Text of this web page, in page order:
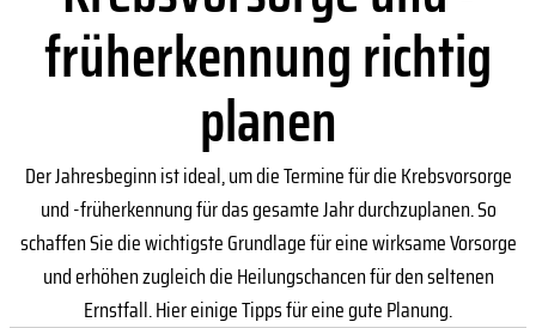
früherkennung richtig
planen
Der Jahresbeginn ist ideal, um die Termine für die Krebsvorsorge
und -früherkennung für das gesamte Jahr durchzuplanen. So
schaffen Sie die wichtigste Grundlage für eine wirksame Vorsorge
und erhöhen zugleich die Heilungschancen für den seltenen
Ernstfall. Hier einige Tipps für eine gute Planung.